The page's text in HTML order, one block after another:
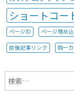
ショートコー
ページID
ページ埋め
前後記事リンク 同一